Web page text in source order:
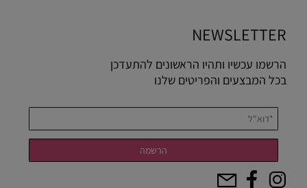
NEWSLETTER
הרשמו עכשיו ותהיו הראשונים להתעדכן
בכל המבצעים והפריטים שלנו